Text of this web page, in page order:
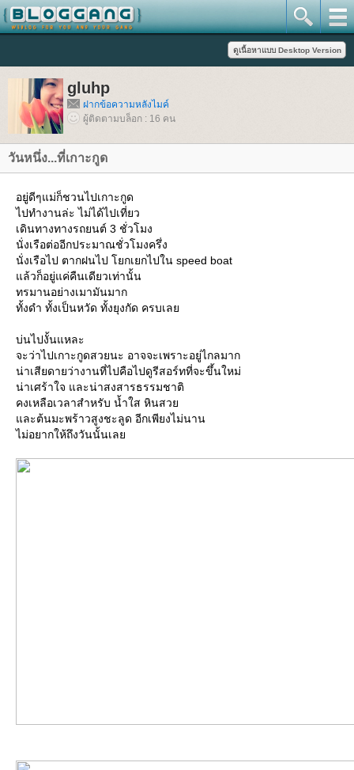
gluhp
ฝากข้อความหลังไมค์
ผู้ติดตามบล็อก : 16 คน
วันหนึ่ง...ที่เกาะกูด
อยู่ดีๆแม่ก็ชวนไปเกาะกูด
ไปทำงานล่ะ ไม่ได้ไปเที่ยว
เดินทางทางรถยนต์ 3 ชั่วโมง
นั่งเรือต่ออีกประมาณชั่วโมงครึ่ง
นั่งเรือไป ตากฝนไป โยกเยกไปใน speed boat
ล้วก็อยู่แค่คืนเดียวเท่านั้น
ทรมานอย่างเมามันมาก
ทั้งดำ ทั้งเป็นหวัด ทั้งยุงกัด ครบเล
บ่นไปงั้นแหละ
จะว่าไปเกาะกูดสวยนะ อาจจะเพราะอยู่ไกลมาก
น่าเสียดายว่างานที่ไปคือไปดูรีสอร์ทที่จะขึ้นใหม่
น่าเศร้าใจ และน่าสงสารธรรมชาติ
คงเหลือเวลาสำหรับ น้ำใส หินสว
ละต้นมะพร้าวสูงชะลูด อีกเพียงไม่นาน
ไม่อยากให้ถึงวันนั้นเล